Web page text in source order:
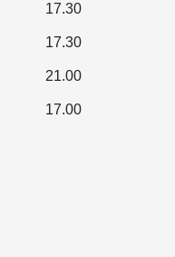
17.30
17.30
21.00
17.00